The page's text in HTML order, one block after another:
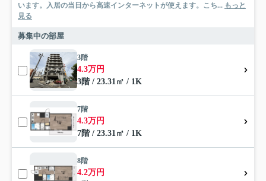
います。入居の当日から高速インターネットが使えます。こち... もっと
見る
募集中の部屋
3階
4.3万円
3階 / 23.31㎡ / 1K
7階
4.3万円
7階 / 23.31㎡ / 1K
8階
4.2万円